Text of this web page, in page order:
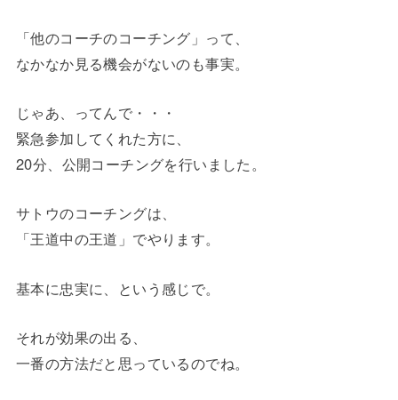
「他のコーチのコーチング」って、
なかなか見る機会がないのも事実。
じゃあ、ってんで・・・
緊急参加してくれた方に、
20分、公開コーチングを行いました。
サトウのコーチングは、
「王道中の王道」でやります。
基本に忠実に、という感じで。
それが効果の出る、
一番の方法だと思っているのでね。